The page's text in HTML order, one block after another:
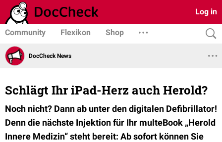
Log in
Community Flexikon Shop
DocCheck News
Schlägt Ihr iPad-Herz auch Herold?
Noch nicht? Dann ab unter den digitalen Defibrillator!
Denn die nächste Injektion für Ihr multeBook „Herold
Innere Medizin“ steht bereit: Ab sofort können Sie